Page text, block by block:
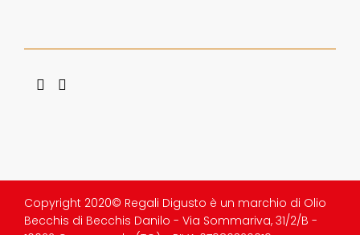
Copyright 2020© Regali Digusto è un marchio di Olio
Becchis di Becchis Danilo - Via Sommariva, 31/2/B -